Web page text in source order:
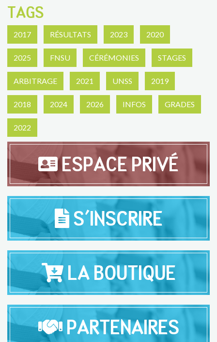
TAGS
2017 RÉSULTATS 2023 2020
2025 FNSU CÉRÉMONIES STAGES
ARBITRAGE 2021 UNSS 2019
2018 2024 2026 INFOS GRADES
2022
ESPACE PRIVÉ
S'INSCRIRE
LA BOUTIQUE
PARTENAIRES